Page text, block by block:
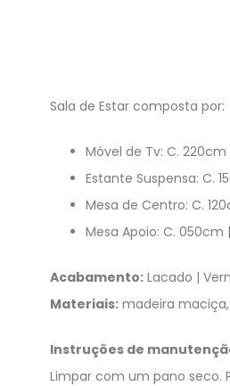
Sala de Estar composta por:
Móvel de Tv: C.
Estante Suspensa: C.
Mesa de Centro: C.
Mesa Apoio: C. 050cm
Acabamento: Lacado |
Materiais: madeira
Instruções de
Limpar com um pano seco.